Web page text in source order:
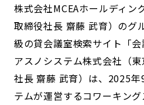
株式会社MCEAホールディン
取締役社長 齋藤 武育）のグ
級の貸会議室検索サイト「
アスノシステム株式会社（
社長 齋藤 武育）は、2025
テムが運営するコワーキン